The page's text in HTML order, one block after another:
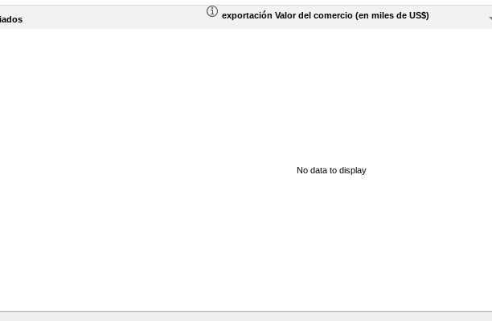
exportación Valor del comercio (en miles de US$)
No data to display